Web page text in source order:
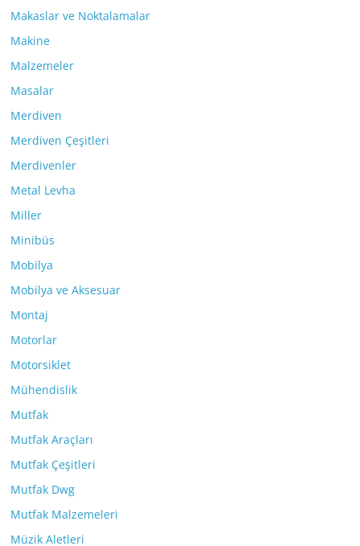
Makaslar ve Noktalamalar
Makine
Malzemeler
Masalar
Merdiven
Merdiven Çeşitleri
Merdivenler
Metal Levha
Miller
Minibüs
Mobilya
Mobilya ve Aksesuar
Montaj
Motorlar
Motorsiklet
Mühendislik
Mutfak
Mutfak Araçları
Mutfak Çeşitleri
Mutfak Dwg
Mutfak Malzemeleri
Müzik Aletleri